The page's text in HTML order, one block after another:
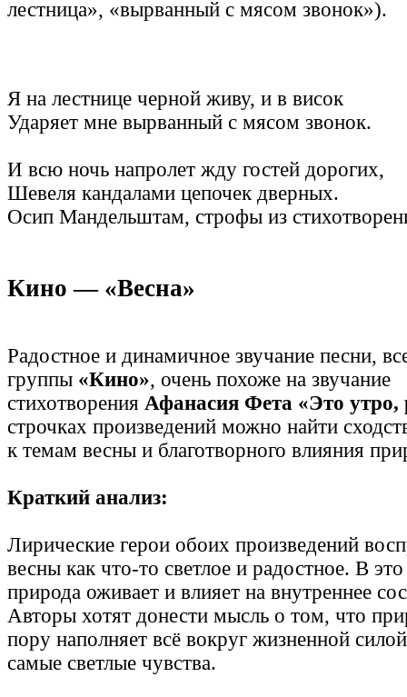
лестница», «вырванный с мясом звонок»).
Я на лестнице черной живу, и в висок
Ударяет мне вырванный с мясом звонок.
И всю ночь напролет жду гостей дорогих,
Шевеля кандалами цепочек дверных.
Осип Мандельштам, строфы из
Кино — «Весна»
Радостное и динамичное звучание песни,
группы «Кино», очень похоже на звучание
стихотворения Афанасия Фета «Это утро,
строчках произведений можно найти
к темам весны и благотворного влияния
Краткий анализ:
Лирические герои обоих произведений
весны как что-то светлое и радостное. В
природа оживает и влияет на внутреннее
Авторы хотят донести мысль о том, что
пору наполняет всё вокруг жизненной
самые светлые чувства.